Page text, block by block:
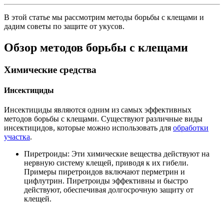
В этой статье мы рассмотрим методы борьбы с клещами и
дадим советы по защите от укусов.
Обзор методов борьбы с клещами
Химические средства
Инсектициды
Инсектициды являются одним из самых эффективных
методов борьбы с клещами. Существуют различные виды
инсектицидов, которые можно использовать для обработки
участка.
Пиретроиды: Эти химические вещества действуют на
нервную систему клещей, приводя к их гибели.
Примеры пиретроидов включают перметрин и
цифлутрин. Пиретроиды эффективны и быстро
действуют, обеспечивая долгосрочную защиту от
клещей.